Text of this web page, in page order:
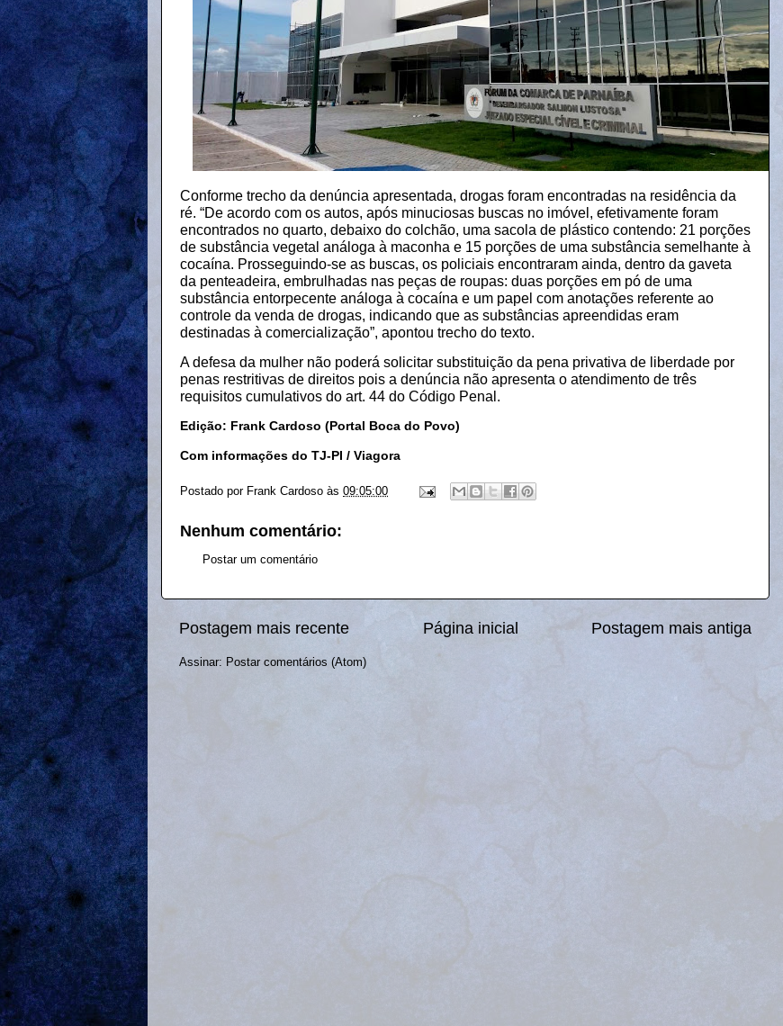
Conforme trecho da denúncia apresentada, drogas foram encontradas na residência da
ré. “De acordo com os autos, após minuciosas buscas no imóvel, efetivamente foram
encontrados no quarto, debaixo do colchão, uma sacola de plástico contendo: 21 porções
de substância vegetal análoga à maconha e 15 porções de uma substância semelhante à
cocaína. Prosseguindo-se as buscas, os policiais encontraram ainda, dentro da gaveta
da penteadeira, embrulhadas nas peças de roupas: duas porções em pó de uma
substância entorpecente análoga à cocaína e um papel com anotações referente ao
controle da venda de drogas, indicando que as substâncias apreendidas eram
destinadas à comercialização”, apontou trecho do texto.
A defesa da mulher não poderá solicitar substituição da pena privativa de liberdade por
penas restritivas de direitos pois a denúncia não apresenta o atendimento de três
requisitos cumulativos do art. 44 do Código Penal.
Edição: Frank Cardoso (Portal Boca do Povo)
Com informações do TJ-PI / Viagora
Postado por Frank Cardoso às 09:05:00
Nenhum comentário:
Postar um comentário
Postagem mais recente Postagem mais antiga
Página inicial
Assinar: Postar comentários (Atom)